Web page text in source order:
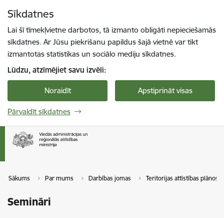
Sīkdatnes
Lai šī tīmekļvietne darbotos, tā izmanto obligāti nepieciešamās
sīkdatnes. Ar Jūsu piekrišanu papildus šajā vietnē var tikt
izmantotas statistikas un sociālo mediju sīkdatnes.
Lūdzu, atzīmējiet savu izvēli:
Noraidīt Apstiprināt visas
Pārvaldīt sīkdatnes
Sākums Par mums Darbības jomas Teritorijas attīstības
Semināri